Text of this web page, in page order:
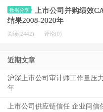
数据分享
上市公司并购绩效
结果2008-2020年
阅读(2442) 评论(0)
近期文章
沪深上市公司审计师工作量压
年
上市公司供应链信任 企业间信